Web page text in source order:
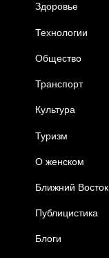
Здоровье
Технологии
Общество
Транспорт
Культура
Туризм
О женском
Ближний Восток
Публицистика
Блоги